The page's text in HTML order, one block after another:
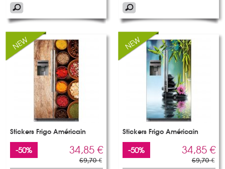
Stickers Frigo Américain
-50% 34,85 €
69,70 €
Stickers Frigo Américain
-50% 34,85 €
69,70 €